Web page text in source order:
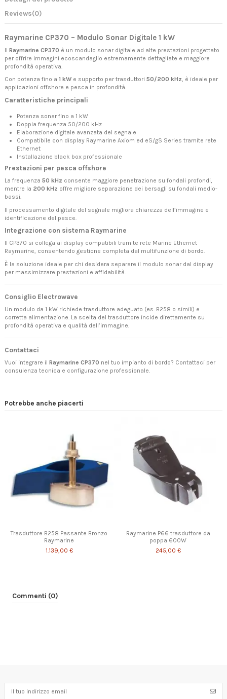
Reviews(0)
Raymarine CP370 – Modulo Sonar Digitale 1 kW
Il Raymarine CP370 è un modulo sonar digitale ad alte prestazioni progettato
per offrire immagini ecoscandaglio estremamente dettagliate e maggiore
profondità operativa.
Con potenza fino a 1 kW e supporto per trasduttori 50/200 kHz, è ideale per
applicazioni offshore e pesca in profondità.
Caratteristiche principali
Potenza sonar fino a 1 kW
Doppia frequenza 50/200 kHz
Elaborazione digitale avanzata del segnale
Compatibile con display Raymarine Axiom ed eS/gS Series tramite rete
Ethernet
Installazione black box professionale
Prestazioni per pesca offshore
La frequenza 50 kHz consente maggiore penetrazione su fondali profondi,
mentre la 200 kHz offre migliore separazione dei bersagli su fondali medio-
bassi.
Il processamento digitale del segnale migliora chiarezza dell’immagine e
identificazione del pesce.
Integrazione con sistema Raymarine
Il CP370 si collega ai display compatibili tramite rete Marine Ethernet
Raymarine, consentendo gestione completa dal multifunzione di bordo.
È la soluzione ideale per chi desidera separare il modulo sonar dal display
per massimizzare prestazioni e affidabilità.
Consiglio Electrowave
Un modulo da 1 kW richiede trasduttore adeguato (es. B258 o simili) e
corretta alimentazione. La scelta del trasduttore incide direttamente su
profondità operativa e qualità dell’immagine.
Contattaci
Vuoi integrare il Raymarine CP370 nel tuo impianto di bordo? Contattaci per
consulenza tecnica e configurazione professionale.
Potrebbe anche piacerti
Trasduttore B258 Passante Bronzo
Raymarine
1.139,00 €
Raymarine P66 trasduttore da
poppa 600W
245,00 €
Commenti (0)